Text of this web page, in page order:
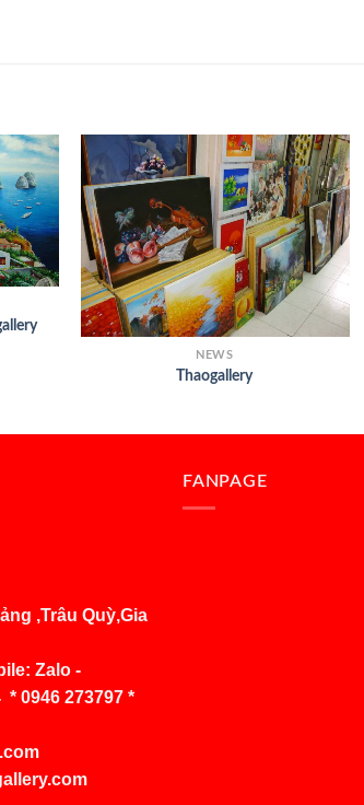
+
NEWS
Thaogallery
,Trâu Quỳ,Gia
Zalo -
0946 273797 *
FANPAGE